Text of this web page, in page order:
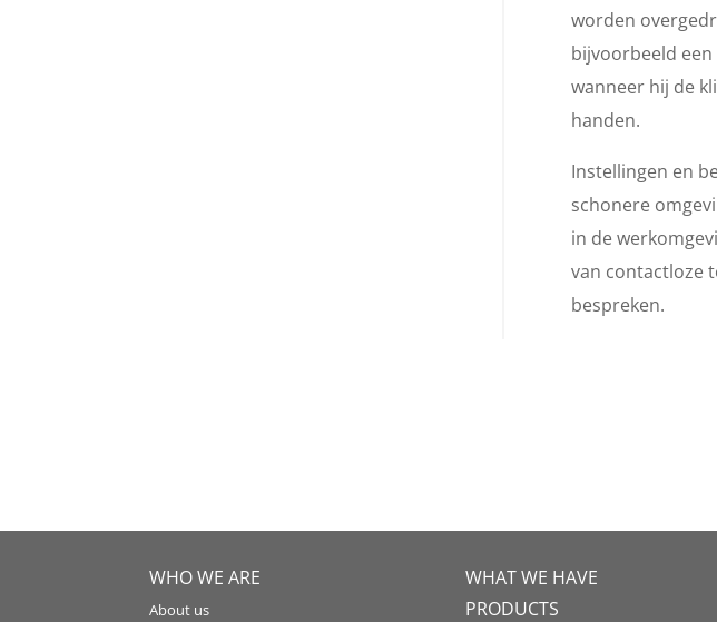
worden
bijvoorbeeld
wanneer hij de
handen.
Instellingen en
schonere
in de
van contactloze
bespreken.
WHO WE ARE
About us
WHAT WE HAVE
PRODUCTS